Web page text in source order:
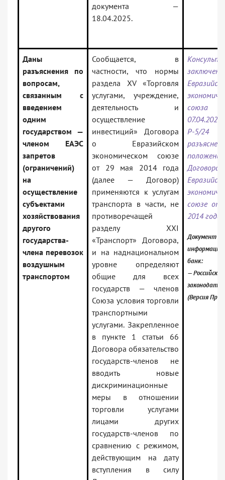
документа —
18.04.2025.
Даны
разъяснения по
вопросам,
связанным с
введением
одним
государством —
членом ЕАЭС
запретов
(ограничений)
на
осуществление
субъектами
хозяйствования
другого
государства-
члена перевозок
воздушным
транспортом
Сообщается, в
частности, что нормы
раздела XV «Торговля
услугами, учреждение,
деятельность и
осуществление
инвестиций» Договора
о Евразийском
экономическом союзе
от 29 мая 2014 года
(далее — Договор)
применяются к услугам
транспорта в части, не
противоречащей
разделу XXI
«Транспорт» Договора,
и на наднациональном
уровне определяют
общие для всех
государств — членов
Союза условия торговли
транспортными
услугами. Закрепленное
в пункте 1 статьи 66
Договора обязательство
государств-членов не
вводить новые
дискриминационные
меры в отношении
торговли услугами
лицами других
государств-членов по
сравнению с режимом,
действующим на дату
вступления в силу
Р-5/
положений
союзе от
2014
Документ
банк:
— Российское
(Версия